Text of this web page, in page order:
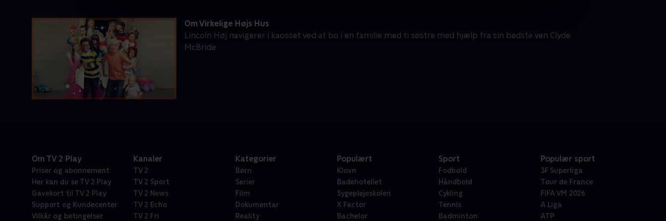
Om Virkelige Højs Hus
Lincoln Høj navigerer i kaosset ved at bo i en familie med ti søstre med hjælp fra sin bedste ven Clyde
McBride
Om TV 2 Play
Priser og abonnement
Her kan du se TV 2 Play
Gavekort til TV 2 Play
Support og Kundecenter
Vilkår og betingelser
Kanaler
TV 2
TV 2 Sport
TV 2 News
TV 2 Echo
TV 2 Fri
Kategorier
Børn
Serier
Film
Dokumentar
Reality
Populært
Klovn
Badehotellet
Sygeplejeskolen
X Factor
Bachelor
Sport
Fodbold
Håndbold
Cykling
Tennis
Badminton
Populær sport
3F Superliga
Tour de France
FIFA VM 2026
A Liga
ATP